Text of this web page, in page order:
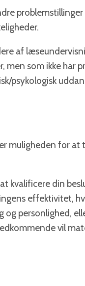
af
men som ikke har
psykologisk
muligheden for
kvalificere din
effektivitet,
personlighed,
vil